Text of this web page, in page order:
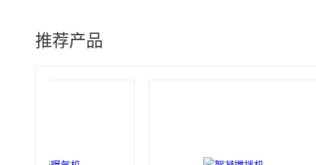
推荐产品